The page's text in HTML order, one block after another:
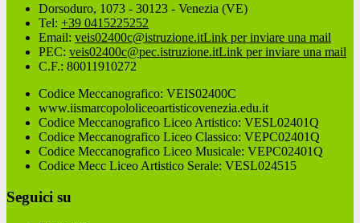
Dorsoduro, 1073 - 30123 - Venezia (VE)
Tel: +39 0415225252
Email: veis02400c@istruzione.itLink per inviare una mail
PEC: veis02400c@pec.istruzione.itLink per inviare una mail
C.F.: 80011910272
Codice Meccanografico: VEIS02400C
www.iismarcopololiceoartisticovenezia.edu.it
Codice Meccanografico Liceo Artistico: VESL02401Q
Codice Meccanografico Liceo Classico: VEPC02401Q
Codice Meccanografico Liceo Musicale: VEPC02401Q
Codice Mecc Liceo Artistico Serale: VESL024515
Seguici su